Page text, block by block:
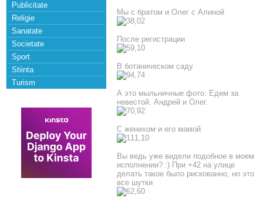
Publicitate
Religie
Sanatate
Societate
Sport
Stiinta
Turism
Мы с братом и Олег с Алиной
После регистрации
В ботаническом саду
А это мыльничные фото. Едем за
невестой. Андрей и Олег.
С женихом и его мамой
Вы ведь уже видели подобное в моем
исполнении? :) При +42 на улице
делать такое было рискованно, но это
все шутки